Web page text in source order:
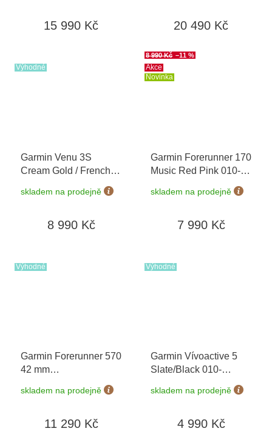
15 990 Kč 20 490 Kč
Výhodné
Garmin Venu 3S
Cream Gold / French
Band 010-02785-55
řemínek
skladem na prodejně
8 990 Kč
Akce
Novinka
8 990 Kč –11 %
Garmin Forerunner 170
Music Red Pink 010-
+ možnost
výměny do 90 dní
skladem na prodejně
7 990 Kč
Výhodné
Garmin Forerunner 570
42 mm
Whitestone/Cloud Blue
010-02970-01
skladem na prodejně
11 290 Kč
Výhodné
Garmin Vívoactive 5
Slate/Black 010-
skladem na prodejně
4 990 Kč